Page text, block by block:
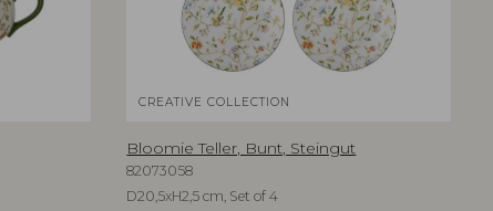
CREATIVE COLLECTION
Bloomie Teller, Bunt, Steingut
82073058
D20,5xH2,5 cm, Set of 4